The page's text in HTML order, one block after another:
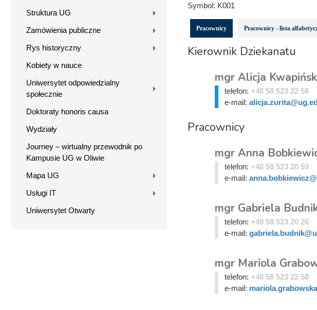
Struktura UG
Zamówienia publiczne
Rys historyczny
Kobiety w nauce
Uniwersytet odpowiedzialny
społecznie
Doktoraty honoris causa
Wydziały
Journey – wirtualny przewodnik po
Kampusie UG w Oliwie
Mapa UG
Usługi IT
Uniwersytet Otwarty
Symbol: K001
Pracownicy Pracownicy - lista
Kierownik Dziekanatu
mgr Alicja
telefon: +48 58 523 22 58
e-mail:
Pracownicy
mgr Anna
telefon: +48 58 523 20 59
e-mail:
mgr Gabriela
telefon: +48 58 523 20 26
e-mail:
mgr Mariola
telefon: +48 58 523 22 58
e-mail: